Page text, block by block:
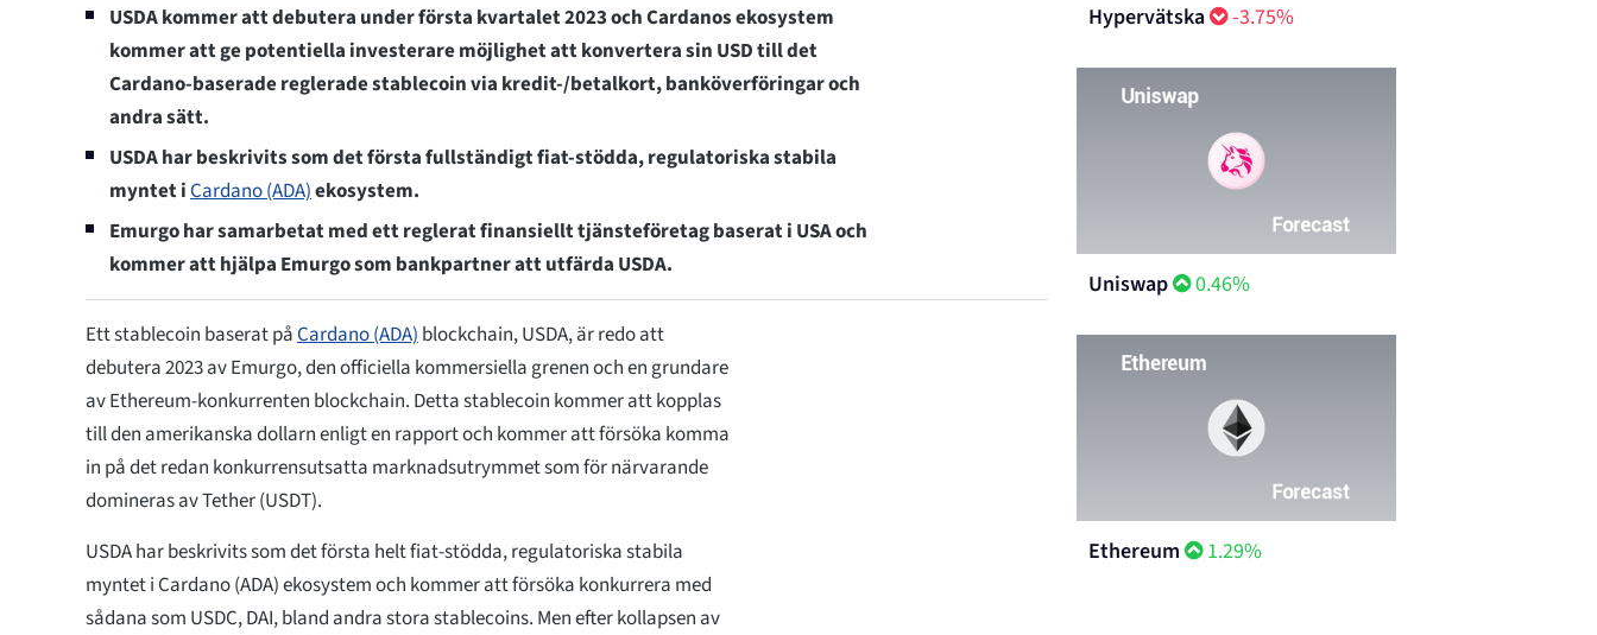
USDA kommer att debutera under första kvartalet 2023 och Cardanos ekosystem
kommer att ge potentiella investerare möjlighet att konvertera sin USD till det
Cardano-baserade reglerade stablecoin via kredit-/betalkort, banköverföringar och
andra sätt.
USDA har beskrivits som det första fullständigt fiat-stödda, regulatoriska stabila
myntet iCardano (ADA)ekosystem.
Emurgo har samarbetat med ett reglerat finansiellt tjänsteföretag baserat i USA och
kommer att hjälpa Emurgo som bankpartner att utfärda USDA.
Ett stablecoin baserat påCardano (ADA) blockchain, USDA, är redo att
debutera 2023 av Emurgo, den officiella kommersiella grenen och en grundare
av Ethereum-konkurrenten blockchain. Detta stablecoin kommer att kopplas
till den amerikanska dollarn enligt en rapport och kommer att försöka komma
in på det redan konkurrensutsatta marknadsutrymmet som för närvarande
domineras av Tether (USDT).
USDA har beskrivits som det första helt fiat-stödda, regulatoriska stabila
myntet i Cardano (ADA) ekosystem och kommer att försöka konkurrera med
sådana som USDC, DAI, bland andra stora stablecoins. Men efter kollapsen av
Hypervätska -3.75%
Uniswap 0.46%
Ethereum 1.29%